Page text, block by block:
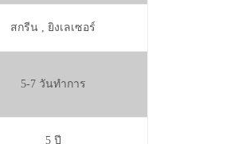
สกรีน , ยิงเลเซอร์
5-7 วันทำการ
5 ปี